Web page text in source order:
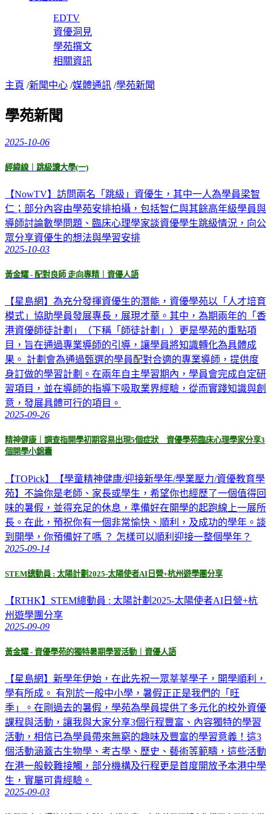
EDTV
資優洞見
學苑撰文
相關資訊
主頁 /新聞中心 /媒體通訊 /學苑新聞
學苑新聞
2025-10-06
經緯線｜跳級讀大學(一)
【NowTV】訪問兩名「跳級」資優生，其中一人為學員梁智
仁；部分內容由學苑安排拍攝，包括智仁與其餘高年級學員與
導師討論數學問題、臨床心理學家談資優學生跳級情況，向公
眾分享資優生的想法與學習安排
2025-10-03
黃金耀 - 配對良師 走向專精｜資優人語
【星島網】為充分發揮資優生的潛能，資優學苑以「人才培育
模式」協助學員發展專長，展現才華。其中，為期兩年的「香
港資優師徒計劃」（下稱「師徒計劃」）更是學苑的重點項
目，旨在通過專業導師的引導，讓學員將知識轉化為具體成
果。 計劃會為通過甄選的學員配對合適的專業導師，提供度
身訂做的學習計劃。在兩年自主學習期內，學員會完成自定研
習項目，並在導師的指導下吸取業界經驗，從而實踐知識與創
意，發展具體可行的項目。
2025-09-26
精神健康｜調查指開學初期容易出現5個症狀 資優學苑臨床心理學家分享3
個開學小錦囊
【TOPick】【學童精神健康/迎接新學年/學業壓力/資優教育學
苑】不論你是老師、家長或學生，希望你也經歷了一個值得回
味的暑假，並得充足的休息，準備好在開學的起跑線上一展所
長。在此，預祝你有一個非常愉快、順利，及成功的學年。談
到開學，你預備好了嗎 ？ 怎樣可以順利迎接一整個學年？
2025-09-14
STEM總動員 : 太陽計劃2025-太陽使者AI日營+杭州遊學團分享
【RTHK】STEM總動員 : 太陽計劃2025-太陽使者AI日營+杭
州遊學團分享
2025-09-09
黃金耀 - 資優學苑的獨特暑期學習活動｜資優人語
【星島網】新學年伊始，在此先祝一眾莘莘學子，開學順利，
學有所成。 有別於一般中小學，暑假正正是我們的「旺
季」。在剛過去的暑假，學苑為學員提供了多元化的校外資優
課程與活動，讓我與大家分享3個行程豐富、內容獨特的學習
活動，相信已為學員帶來無窮的趣味及豐富的學習意義！這3
個活動涵蓋古生物學、考古學、歷史、藝術等範疇，這些活動
在港一般較難接觸，部分機構及行程更是首度開放予本港中學
生，實屬可貴經驗。
2025-09-03